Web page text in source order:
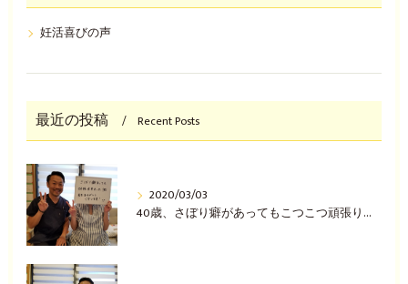
妊活喜びの声
最近の投稿 Recent Posts
2020/03/03
40歳、さぼり癖があってもこつこつ頑張り自然妊娠(^^♪